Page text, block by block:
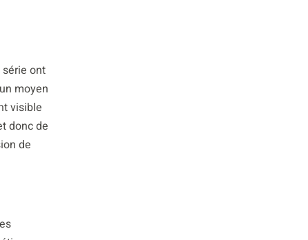
ont
moyen
visible
donc de
de